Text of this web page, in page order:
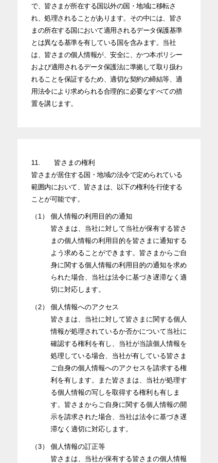
で、皆さまが所在する国以外の国・地域に移転さ
れ、処理されることがあります。その中には、皆さ
まの所在する国において適用されるデータ保護基準
とは異なる基準を有している国を含みます。当社
は、皆さまの個人情報が、安全に、かつ本ポリシー
および適用されるデータ保護法に準拠して取り扱わ
れることを保証するため、適切な契約の締結等、適
用法令により求められる合理的に必要なすべての措
置を講じます。
11.
皆さまの権利
皆さまが居住する国・地域の法令で定められている
範囲内において、皆さまは、以下の権利を行使する
ことが可能です。
（1）
個人情報の利用目的の通知
皆さまは、当社に対して当社が保有する皆さ
まの個人情報の利用目的を皆さまに通知する
よう求めることができます。皆さまからご自
身に関する個人情報の利用目的の通知を求め
られた場合、当社は法令に基づき遅滞なく適
切に対応します。
（2）
個人情報へのアクセス
皆さまは、当社に対して皆さまに関する個人
情報が処理されているか否かについて当社に
確認する権利を有し、当社が当該個人情報を
処理している場合、当社が有している皆さま
ご自身の個人情報へのアクセスを請求する権
利を有します。また皆さまは、当社が処理す
る個人情報の写しを取得する権利も有しま
す。皆さまからご自身に関する個人情報の開
示を請求された場合、当社は法令に基づき遅
滞なく適切に対応します。
（3）
個人情報の訂正等
皆さまは、当社が保有する皆さまの個人情報